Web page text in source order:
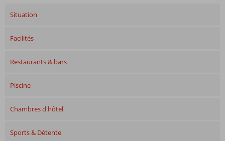
Situation
Facilités
Restaurants & bars
Piscine
Chambres d'hôtel
Sports & Détente